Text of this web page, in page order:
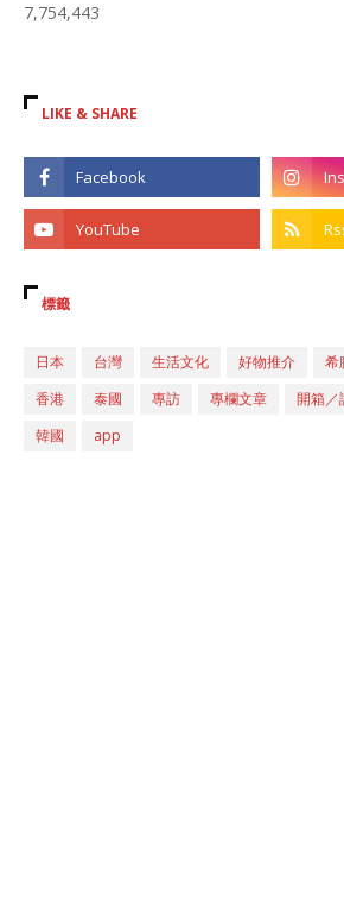
7,754,443
LIKE & SHARE
標籤
日本 台灣 生活文化 好物推介 希
香港
泰國 專訪 專欄文章 開箱／
韓國
app